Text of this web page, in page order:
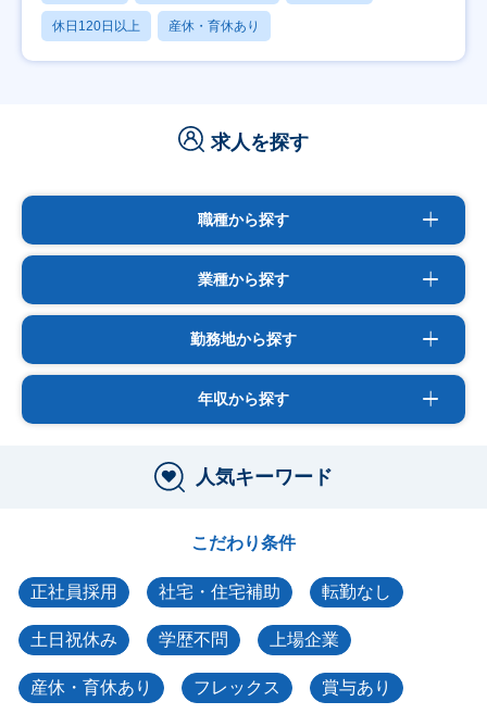
休日120日以上 産休・育休あり
求人を探す
職種から探す
業種から探す
勤務地から探す
年収から探す
人気キーワード
こだわり条件
正社員採用 社宅・住宅補助 転勤なし
土日祝休み 学歴不問 上場企業
産休・育休あり フレックス 賞与あり